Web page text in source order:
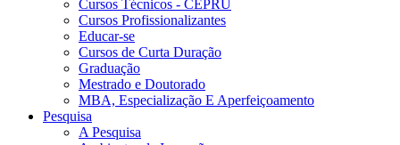
Cursos Técnicos - CEPRU
Cursos Profissionalizantes
Educar-se
Cursos de Curta Duração
Graduação
Mestrado e Doutorado
MBA, Especialização E Aperfeiçoamento
Pesquisa
A Pesquisa